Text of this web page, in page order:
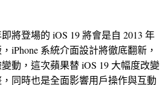
將登場的 iOS 19 將會是自 2013 年
iPhone 系統介面設計將徹底翻新，
動，這次蘋果替 iOS 19 大幅度改變
同時也是全面影響用戶操作與互動